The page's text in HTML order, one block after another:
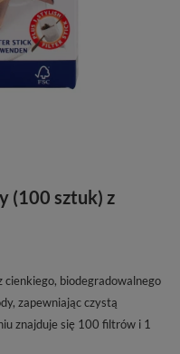
(100 sztuk) z
biodegradowalnego
zapewniając czystą
znajduje się 100 filtrów i 1